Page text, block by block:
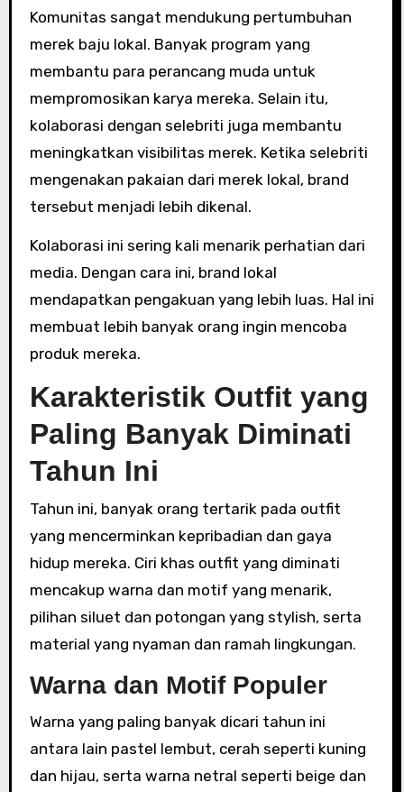
Komunitas sangat mendukung pertumbuhan
merek baju lokal. Banyak program yang
membantu para perancang muda untuk
mempromosikan karya mereka. Selain itu,
kolaborasi dengan selebriti juga membantu
meningkatkan visibilitas merek. Ketika selebriti
mengenakan pakaian dari merek lokal, brand
tersebut menjadi lebih dikenal.
Kolaborasi ini sering kali menarik perhatian dari
media. Dengan cara ini, brand lokal
mendapatkan pengakuan yang lebih luas. Hal ini
membuat lebih banyak orang ingin mencoba
produk mereka.
Karakteristik Outfit yang
Paling Banyak Diminati
Tahun Ini
Tahun ini, banyak orang tertarik pada outfit
yang mencerminkan kepribadian dan gaya
hidup mereka. Ciri khas outfit yang diminati
mencakup warna dan motif yang menarik,
pilihan siluet dan potongan yang stylish, serta
material yang nyaman dan ramah lingkungan.
Warna dan Motif Populer
Warna yang paling banyak dicari tahun ini
antara lain pastel lembut, cerah seperti kuning
dan hijau, serta warna netral seperti beige dan